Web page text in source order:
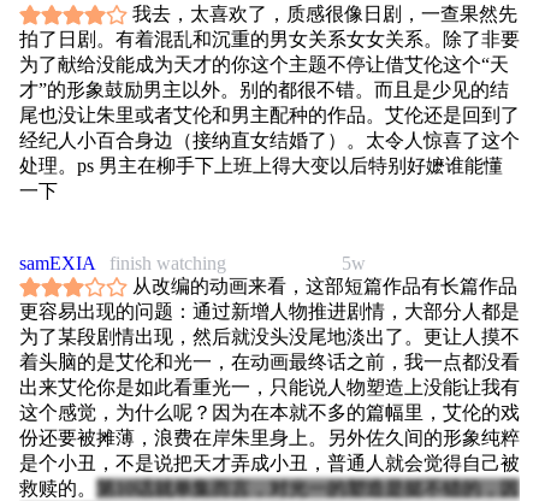
我去，太喜欢了，质感很像日剧，一查果然先
拍了日剧。有着混乱和沉重的男女关系女女关系。除了非要
为了献给没能成为天才的你这个主题不停让借艾伦这个“天
才”的形象鼓励男主以外。别的都很不错。而且是少见的结
尾也没让朱里或者艾伦和男主配种的作品。艾伦还是回到了
经纪人小百合身边（接纳直女结婚了）。太令人惊喜了这个
处理。ps 男主在柳手下上班上得大变以后特别好嬷谁能懂
一下
5w
samEXIA
finish watching
从改编的动画来看，这部短篇作品有长篇作品
更容易出现的问题：通过新增人物推进剧情，大部分人都是
为了某段剧情出现，然后就没头没尾地淡出了。更让人摸不
着头脑的是艾伦和光一，在动画最终话之前，我一点都没看
出来艾伦你是如此看重光一，只能说人物塑造上没能让我有
这个感觉，为什么呢？因为在本就不多的篇幅里，艾伦的戏
份还要被摊薄，浪费在岸朱里身上。另外佐久间的形象纯粹
是个小丑，不是说把天才弄成小丑，普通人就会觉得自己被
救赎的。
第10话就单集而言，对光一的塑造是挺不错的，因